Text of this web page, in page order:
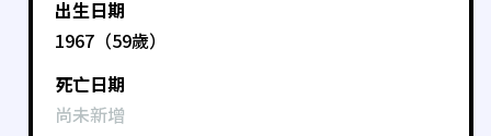
出生日期
1967（59歲）
死亡日期
尚未新增